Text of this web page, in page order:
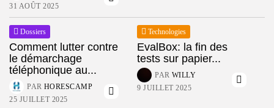
31 AOÛT 2025
Dossiers
Comment lutter contre
le démarchage
téléphonique au...
PAR HORESCAMP
25 JUILLET 2025
Technologies
EvalBox: la fin des
tests sur papier...
PAR WILLY
9 JUILLET 2025